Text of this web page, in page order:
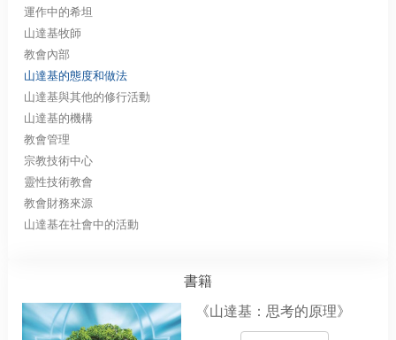
運作中的希坦
山達基牧師
教會內部
山達基的態度和做法
山達基與其他的修行活動
山達基的機構
教會管理
宗教技術中心
靈性技術教會
教會財務來源
山達基在社會中的活動
書籍
《山達基：思考的原理》